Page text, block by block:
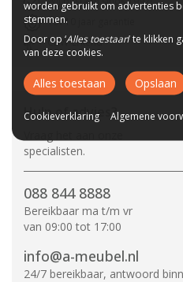
Tot 10 jaar garantie
CBW-Erkend
Hulp of advies?
specialisten.
088 844 8888
Bereikbaar ma t/m vr
van 09:00 tot 17:00
info@a-meubel.nl
24/7 bereikbaar, antwoord
worden gebruikt om advertenties
stemmen.
Door op ‘Alles toestaan’ te klikken
van deze cookies.
Alles toestaan Opslaan
Cookieverklaring Algemene